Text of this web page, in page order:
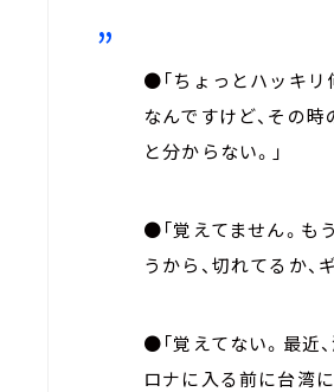
●「ちょっとハッキリ
なんですけど、その
と分からない。」
●「覚えてません。も
うから、切れてるか、
●「覚えてない。最近
ロナに入る前に台湾